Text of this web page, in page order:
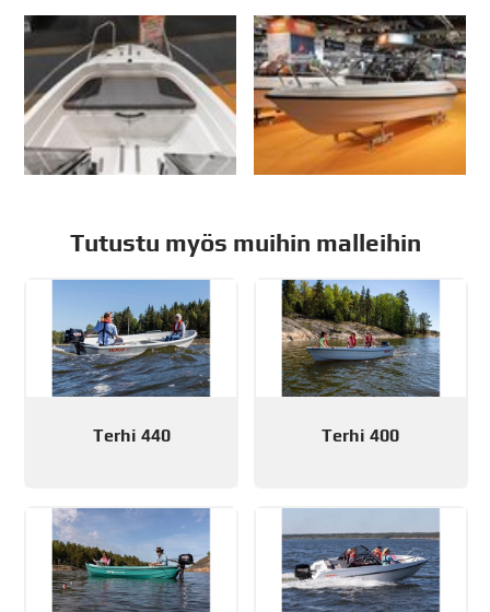
Tutustu myös muihin malleihin
Terhi 440 Terhi 400